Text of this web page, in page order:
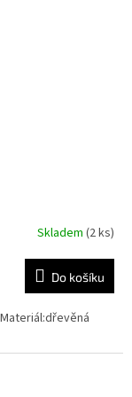
Skladem(2 ks)
Do košíku